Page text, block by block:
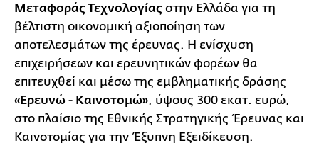
Μεταφοράς Τεχνολογίας στην Ελλάδα για τη
βέλτιστη οικονομική αξιοποίηση των
αποτελεσμάτων της έρευνας. Η ενίσχυση
επιχειρήσεων και ερευνητικών φορέων θα
επιτευχθεί και μέσω της εμβληματικής δράσης
«Ερευνώ - Καινοτομώ», ύψους 300 εκατ. ευρώ,
στο πλαίσιο της Εθνικής Στρατηγικής Έρευνας και
Καινοτομίας για την Έξυπνη Εξειδίκευση.